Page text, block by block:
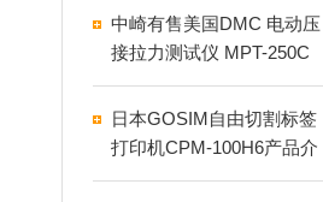
中崎有售美国DMC 电动压
接拉力测试仪 MPT-250C
日本GOSIM自由切割标签
打印机CPM-100H6产品介
绍